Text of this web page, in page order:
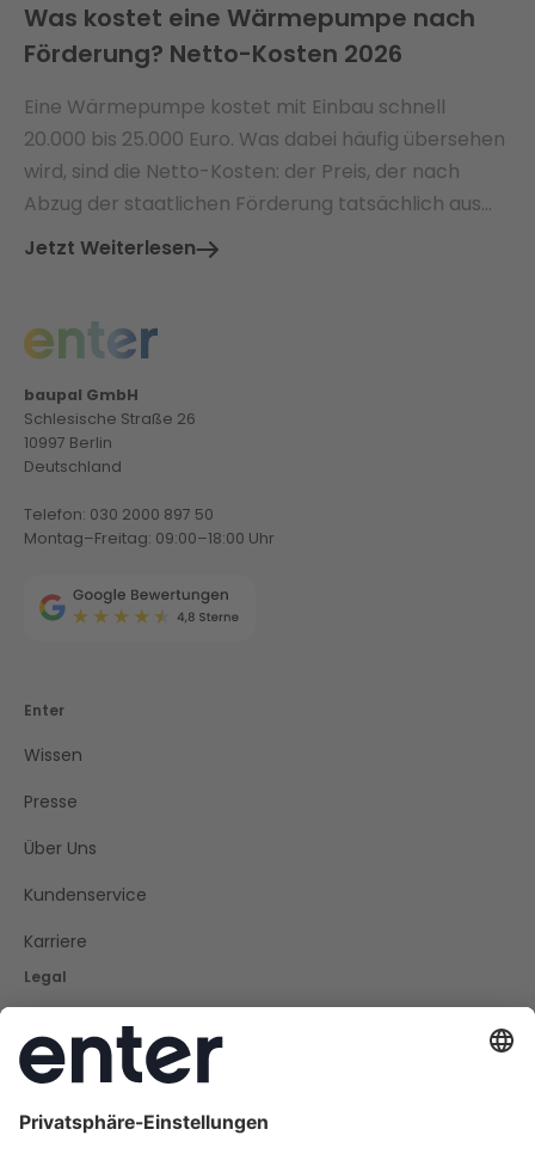
Was kostet eine Wärmepumpe nach
Förderung? Netto-Kosten 2026
Eine Wärmepumpe kostet mit Einbau schnell
20.000 bis 25.000 Euro. Was dabei häufig übersehen
wird, sind die Netto-Kosten: der Preis, der nach
Abzug der staatlichen Förderung tatsächlich aus
der eigenen Tasche bezahlt werden muss.
Jetzt Weiterlesen
baupal GmbH
Schlesische Straße 26
10997 Berlin
Deutschland
Telefon: 030 2000 897 50
Montag–Freitag: 09:00–18:00 Uhr
Enter
Wissen
Presse
Über Uns
Kundenservice
Karriere
Legal
Datenschutz
Cookie Policy